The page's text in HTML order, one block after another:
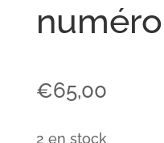
€65,00
2 en stock